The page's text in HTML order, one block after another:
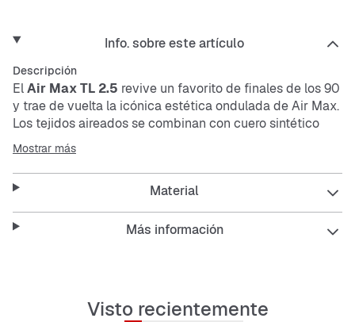
Info. sobre este artículo
Descripción
ElAir Max TL 2.5 revive un favorito de finales de los 90
y trae de vuelta la icónica estética ondulada de Air Max.
Los tejidos aireados se combinan con cuero sintético
suave para un acabado limpio, y la amortiguación Max
Air continua ofrece una sensación de rebote en cada
paso.
tracción resistente.
Mostrar más
Material
Más información
Visto recientemente